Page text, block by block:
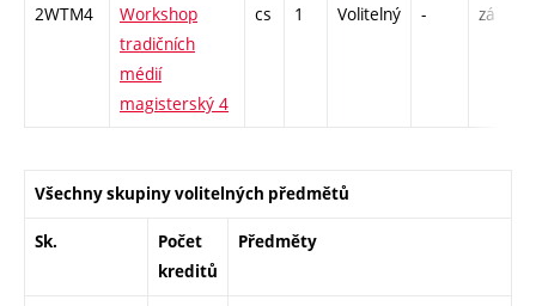
2WTM4
Workshop
tradičních
médií
magisterský 4
cs 1 Volitelný - zá
Všechny skupiny volitelných předmětů
Sk.
Počet
kreditů
Předměty